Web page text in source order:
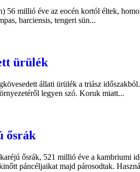
56 millió éve az eocén kortól éltek,
barciensis, tengeri sün...
ürülék
állati ürülék a triász
legyen szó. Koruk miatt...
ősrák
ősrák, 521 millió éve a kambriumi
páncéljaikat majd párosodtak.